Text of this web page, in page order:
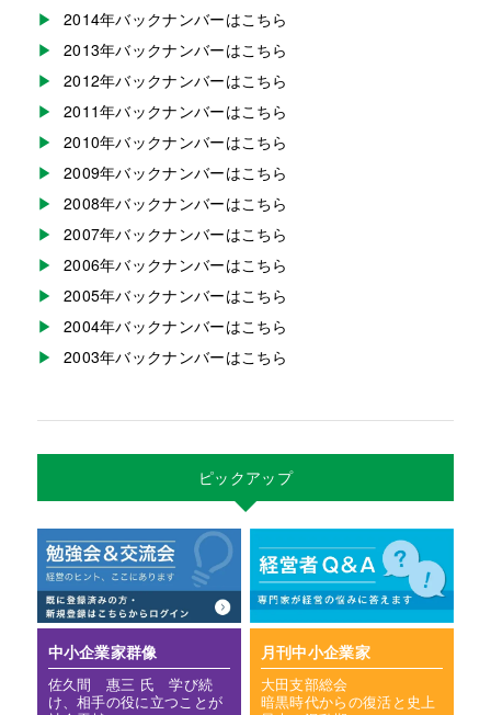
2014年バックナンバーはこちら
2013年バックナンバーはこちら
2012年バックナンバーはこちら
2011年バックナンバーはこちら
2010年バックナンバーはこちら
2009年バックナンバーはこちら
2008年バックナンバーはこちら
2007年バックナンバーはこちら
2006年バックナンバーはこちら
2005年バックナンバーはこちら
2004年バックナンバーはこちら
2003年バックナンバーはこちら
ピックアップ
中小企業家群像
佐久間 惠三 氏 学び続
け、相手の役に立つことが
月刊中小企業家
大田支部総会
暗黒時代からの復活と史上